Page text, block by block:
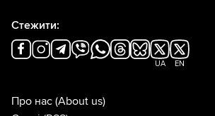
Стежити:
UA EN
Про нас (About us)